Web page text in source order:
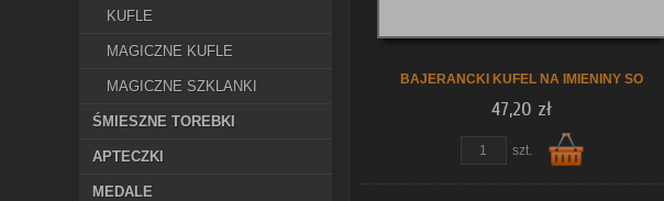
KUFLE
MAGICZNE KUFLE
MAGICZNE SZKLANKI
ŚMIESZNE TOREBKI
APTECZKI
MEDALE
BAJERANCKI KUFEL NA IMIENINY SO
47,20 zł
szt.